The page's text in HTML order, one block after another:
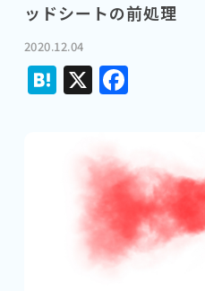
ッドシートの前処理
2020.12.04
Hatena
X